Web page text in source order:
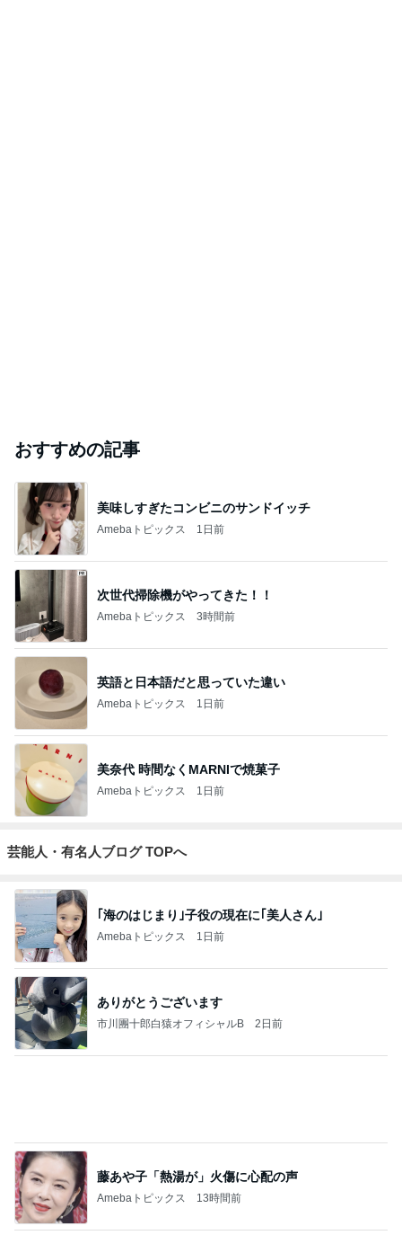
おすすめの記事
美味しすぎたコンビニのサンドイッチ
Amebaトピックス 1日前
次世代掃除機がやってきた！！
Amebaトピックス 3時間前
英語と日本語だと思っていた違い
Amebaトピックス 1日前
美奈代 時間なくMARNIで焼菓子
Amebaトピックス 1日前
芸能人・有名人ブログ TOPへ
｢海のはじまり｣子役の現在に｢美人さん｣
Amebaトピックス 1日前
ありがとうございます
市川團十郎白猿オフィシャルB 2日前
藤あや子「熱湯が」火傷に心配の声
Amebaトピックス 13時間前